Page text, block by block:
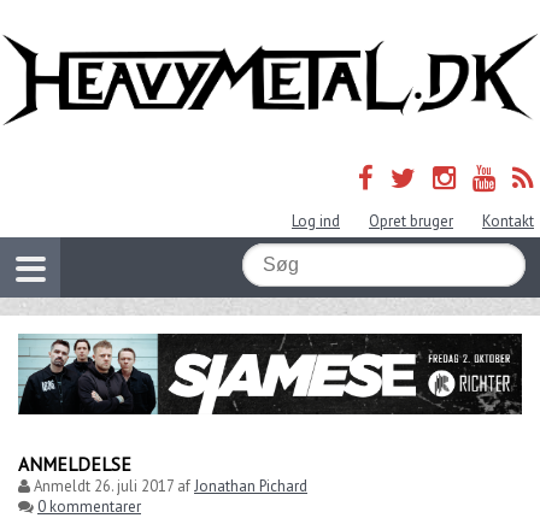
Log ind Opret bruger Kontakt
ANMELDELSE
Anmeldt 26. juli 2017 afJonathan Pichard
0 kommentarer